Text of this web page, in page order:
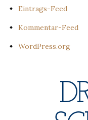
Eintrags-Feed
Kommentar-Feed
WordPress.org